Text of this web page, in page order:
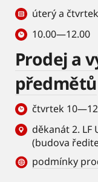
úterý a čtvrtek
10.00—12.00
Prodej a
předmětů
čtvrtek
děkanát 2. LF
(budova
podmínky